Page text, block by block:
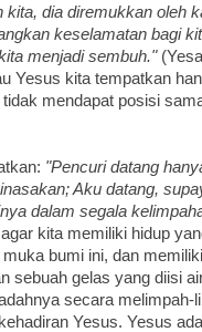
kita, dia diremukkan oleh
keselamatan bagi
menjadi sembuh."
Yesus kita tempatkan
mendapat posisi
"Pencuri datang
Aku datang,
dalam segala
kita memiliki hidup
bumi ini, dan
sebuah gelas yang diisi
secara melimpah-
Yesus. Yesus